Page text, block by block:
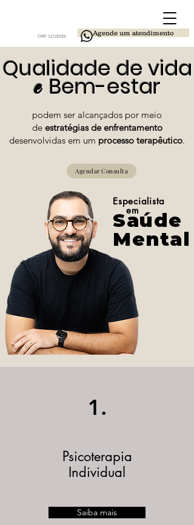
CRP 12/18326 Agende um atendimento
Qualidade de vida
e Bem-estar
podem ser alcançados por meio
de estratégias de enfrentamento
desenvolvidas em um processo terapêutico.
Agendar Consulta
Especialista
Saúde
Mental
em
1.
Psicoterapia
Individual
Saiba mais